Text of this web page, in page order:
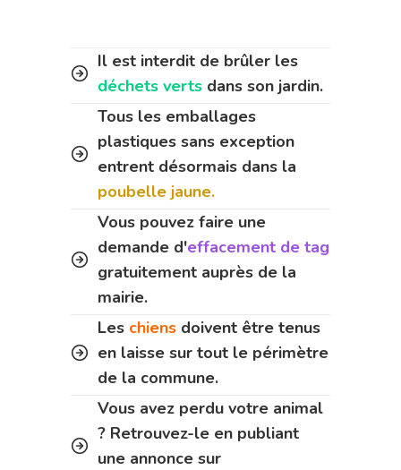
Il est interdit de brûler les
déchets verts dans son jardin.
Tous les emballages
plastiques sans exception
entrent désormais dans la
poubelle jaune.
Vous pouvez faire une
demande d'effacement de tag
gratuitement auprès de la
mairie.
Les chiens doivent être tenus
en laisse sur tout le périmètre
de la commune.
Vous avez perdu votre animal
? Retrouvez-le en publiant
une annonce sur